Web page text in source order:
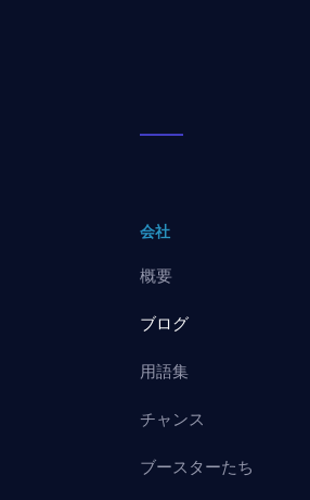
会社
概要
ブログ
用語集
チャンス
ブースターたち